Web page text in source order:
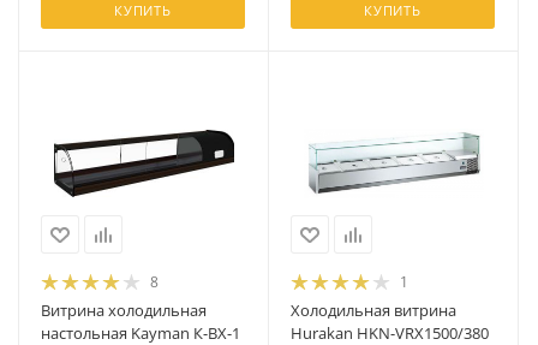
КУПИТЬ КУПИТЬ
8
Витрина холодильная
настольная Kayman К-ВХ-1
1
Холодильная витрина
Hurakan HKN-VRX1500/380